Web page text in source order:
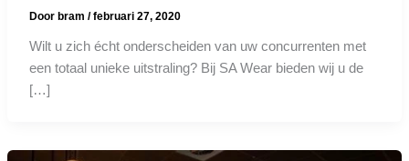
Door bram /februari 27, 2020
Wilt u zich écht onderscheiden van uw concurrenten met
een totaal unieke uitstraling? Bij SA Wear bieden wij u de
[…]